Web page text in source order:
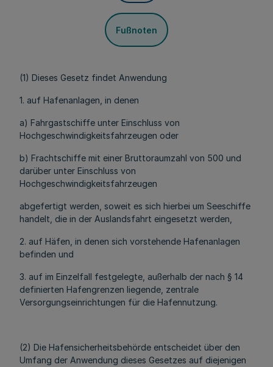
Fußnoten
(1) Dieses Gesetz findet Anwendung
1. auf Hafenanlagen, in denen
a) Fahrgastschiffe unter Einschluss von
Hochgeschwindigkeitsfahrzeugen oder
b) Frachtschiffe mit einer Bruttoraumzahl von 500 und
darüber unter Einschluss von
Hochgeschwindigkeitsfahrzeugen
abgefertigt werden, soweit es sich hierbei um Seeschiffe
handelt, die in der Auslandsfahrt eingesetzt werden,
2. auf Häfen, in denen sich vorstehende Hafenanlagen
befinden und
3. auf im Einzelfall festgelegte, außerhalb der nach § 14
definierten Hafengrenzen liegende, zentrale
Versorgungseinrichtungen für die Hafennutzung.
(2) Die Hafensicherheitsbehörde entscheidet über den
Umfang der Anwendung dieses Gesetzes auf diejenigen